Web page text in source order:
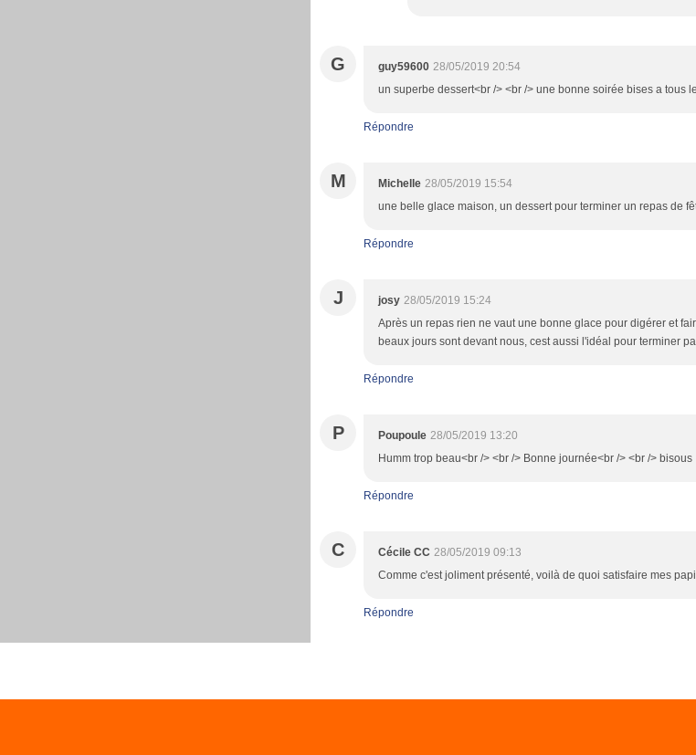
G guy59600 28/05/2019 20:54
un superbe dessert<br /> <br /> une bonne soirée bises a tous
Répondre
M Michelle 28/05/2019 15:54
une belle glace maison, un dessert pour terminer un repas de
Répondre
J josy 28/05/2019 15:24
Après un repas rien ne vaut une bonne glace pour digérer et
beaux jours sont devant nous, cest aussi l'idéal pour terminer
Répondre
P Poupoule 28/05/2019 13:20
Humm trop beau<br /> <br /> Bonne journée<br /> <br /> bisous
Répondre
C Cécile CC 28/05/2019 09:13
Comme c'est joliment présenté, voilà de quoi satisfaire mes
Répondre